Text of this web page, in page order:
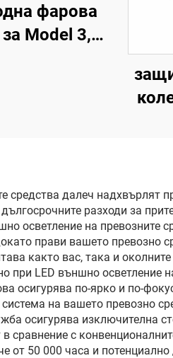
фарова
Model 3,
далеч надхвърлят
разходи за
осветление на превозните
прави вашето превозно
както вас, така и
при LED външно осветление
осигурява по-ярко и по-
на вашето превозно
осигурява изключителна
сравнение с
от 50 000 часа и